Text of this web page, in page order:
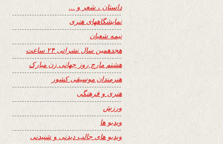
داستان ، شعر و …
نمایشگاههای هنری
نیمه شعبان
هجدهمین سال نشراتی ۲۴ ساعت
هشتم مارچ روز جهانی زن مبارک
هنرمندان موسیقی کشور
هنری و فرهنگی
ورزش
ویدیو ها
ویدیو های جالب دیدنی و شنیدنی